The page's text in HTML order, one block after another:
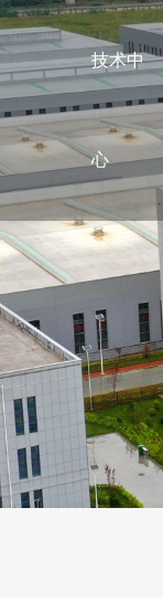
技术中
心